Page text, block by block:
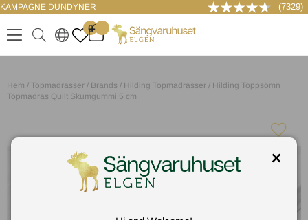
KAMPAGNE DUNDYNER (7329)
.
0
. ..
LOG IND
Hem / Topmadrasser / Brands / Hilding Topmadrasser / Hilding Toppsömn
Topmadras Quilt Skumgummi 5 cm